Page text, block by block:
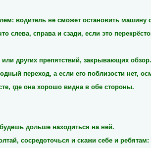
водитель не сможет остановить машину
слева, справа и сзади, если это
других препятствий, закрывающих обзор.
переход, а если его поблизости нет,
где она хорошо видна в обе стороны.
дольше находиться на ней.
сосредоточься и скажи себе и ребятам: